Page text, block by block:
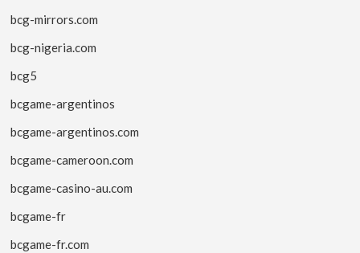
bcg-mirrors.com
bcg-nigeria.com
bcg5
bcgame-argentinos
bcgame-argentinos.com
bcgame-cameroon.com
bcgame-casino-au.com
bcgame-fr
bcgame-fr.com